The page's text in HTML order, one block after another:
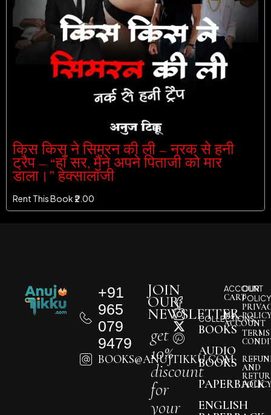
किस किस ने सिमरन की ली – नरक से हनी
ट्रैप – “हाँ सर, मैंने अपने पिताजी को मार
डाला।” हेक्सालॉजी
Rent This Book ₹ 2.00
+91
965
079
9479
BOOKS@ANUJTIKKU.COM
COLLECTIONS
BOOKS
AUDIO
BOOKS
PAPERBACK
ENGLISH
JOIN
OUR
NEWSLETTER
get
10%
discount
for
your
ACCOUNT
CART
MY
ACCOUNT
OUR
POLICY
AND